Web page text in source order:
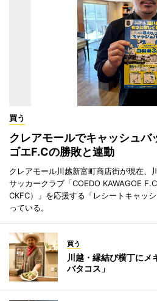
買う
クレアモールでキャッシュ
ゴエF.Cの勝敗と連動
クレアモール川越新富町商店街が現在、
サッカークラブ「COEDO KAWAGOE
CKFC）」を応援する「レシートキャッ
っている。
買う
川越・縁結び横丁にメ
バタコス」